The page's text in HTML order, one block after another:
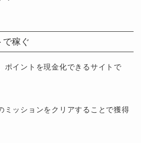
で稼ぐ
ポイントを現金化できるサイトで
ミッションをクリアすることで獲得